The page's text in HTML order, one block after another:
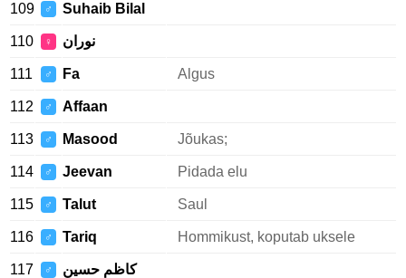
109 ♂ Suhaib Bilal
110 ♀ نوران
111 ♂ Fa Algus
112 ♂ Affaan
113 ♂ Masood Jõukas;
114 ♂ Jeevan Pidada elu
115 ♂ Talut Saul
116 ♂ Tariq Hommikust, koputab uksele
117 ♂ کاظم حسین